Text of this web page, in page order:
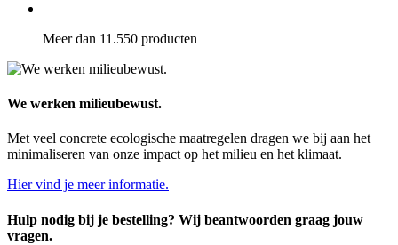
Meer dan 11.550 producten
We werken milieubewust.
Met veel concrete ecologische maatregelen dragen we bij aan het
minimaliseren van onze impact op het milieu en het klimaat.
Hier vind je meer informatie.
Hulp nodig bij je bestelling? Wij beantwoorden graag jouw
vragen.